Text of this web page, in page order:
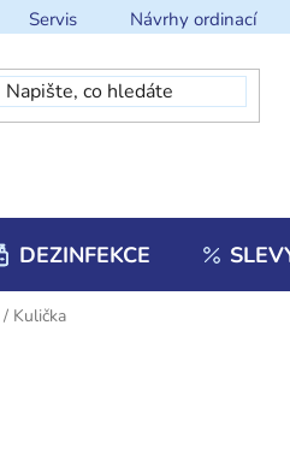
Servis Návrhy ordinací
DEZINFEKCE
/ Kulička